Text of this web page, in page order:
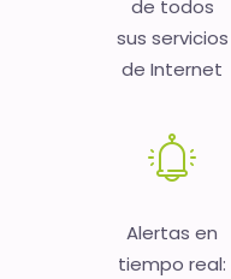
de todos
sus servicios
de Internet
Alertas en
tiempo real: